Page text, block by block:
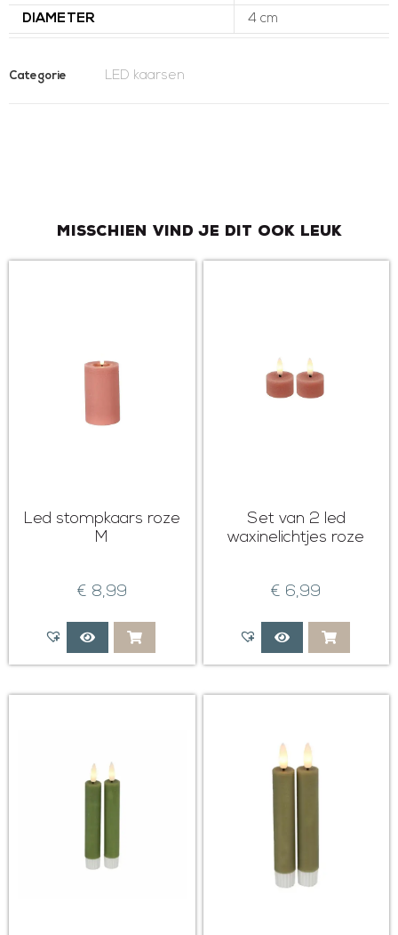
DIAMETER 4 cm
Categorie LED kaarsen
Misschien vind je dit ook leuk
Led stompkaars roze
M
€ 8,99
Set van 2 led
waxinelichtjes roze
€ 6,99